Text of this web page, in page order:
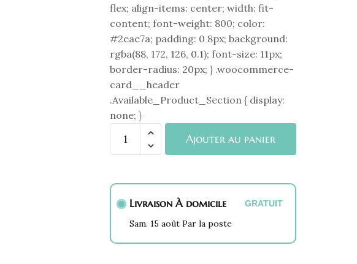
flex; align-items: center; width: fit-
content; font-weight: 800; color:
#2eae7a; padding: 0 8px; background:
rgba(88, 172, 126, 0.1); font-size: 11px;
border-radius: 20px; } .woocommerce-
card__header
.Available_Product_Section { display:
none; }
quantité
Etnea
HARMONIE
Ajouter au panier
Livraison À domicile GRATUIT
Sam. 15 août Par la poste